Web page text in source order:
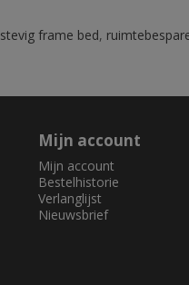
stevig frame bed,
Mijn account
Mijn account
Bestelhistorie
Verlanglijst
Nieuwsbrief